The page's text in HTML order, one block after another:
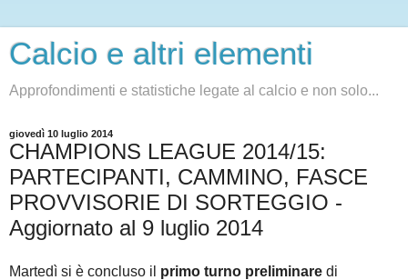
Calcio e altri elementi
Approfondimenti e statistiche legate al calcio e non solo...
giovedì 10 luglio 2014
CHAMPIONS LEAGUE 2014/15:
PARTECIPANTI, CAMMINO, FASCE
PROVVISORIE DI SORTEGGIO -
Aggiornato al 9 luglio 2014
Martedì si è concluso il primo turno preliminare di